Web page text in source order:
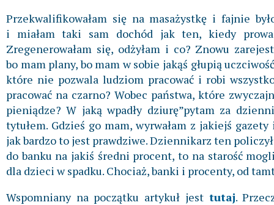
Przekwalifikowałam się na masażystkę i fajnie
i miałam taki sam dochód jak ten, kiedy
Zregenerowałam się, odżyłam i co? Znowu
bo mam plany, bo mam w sobie jakąś głupią
które nie pozwala ludziom pracować i robi
pracować na czarno? Wobec państwa, które
pieniądze? W jaką wpadły dziurę”pytam za
tytułem. Gdzieś go mam, wyrwałam z jakiejś
jak bardzo to jest prawdziwe. Dziennikarz ten
do banku na jakiś średni procent, to na starość
dla dzieci w spadku. Chociaż, banki i procenty, od
Wspomniany na początku artykuł jest tutaj.